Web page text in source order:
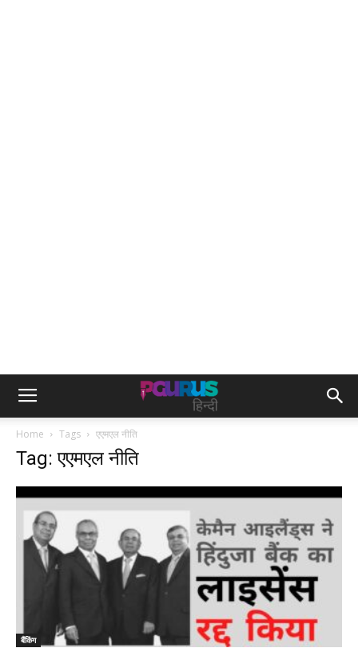
Home Tags एएमएल नीति
Tag: एएमएल नीति
बैंकिंग